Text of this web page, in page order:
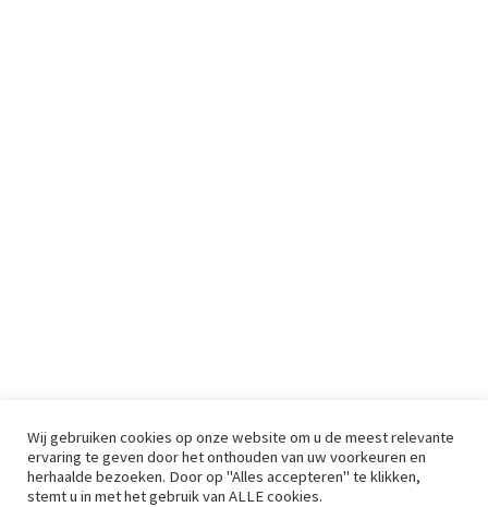
Wij gebruiken cookies op onze website om u de meest relevante
ervaring te geven door het onthouden van uw voorkeuren en
herhaalde bezoeken. Door op "Alles accepteren" te klikken,
stemt u in met het gebruik van ALLE cookies.